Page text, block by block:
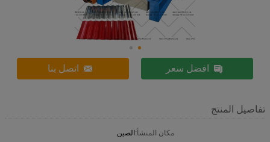
افضل سعر اتصل بنا
تفاصيل المنتج
مكان المنشأ:الصين